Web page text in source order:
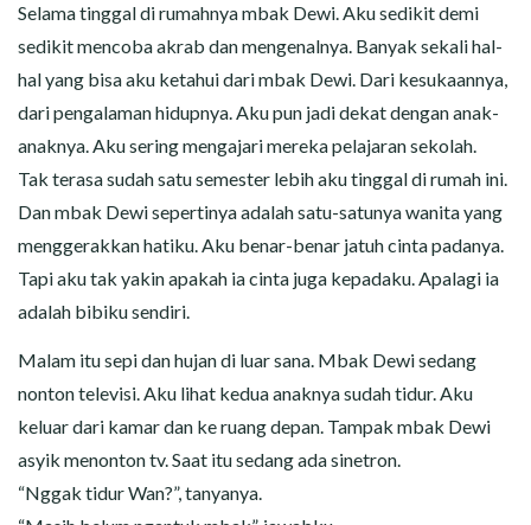
Selama tinggal di rumahnya mbak Dewi. Aku sedikit demi
sedikit mencoba akrab dan mengenalnya. Banyak sekali hal-
hal yang bisa aku ketahui dari mbak Dewi. Dari kesukaannya,
dari pengalaman hidupnya. Aku pun jadi dekat dengan anak-
anaknya. Aku sering mengajari mereka pelajaran sekolah.
Tak terasa sudah satu semester lebih aku tinggal di rumah ini.
Dan mbak Dewi sepertinya adalah satu-satunya wanita yang
menggerakkan hatiku. Aku benar-benar jatuh cinta padanya.
Tapi aku tak yakin apakah ia cinta juga kepadaku. Apalagi ia
adalah bibiku sendiri.
Malam itu sepi dan hujan di luar sana. Mbak Dewi sedang
nonton televisi. Aku lihat kedua anaknya sudah tidur. Aku
keluar dari kamar dan ke ruang depan. Tampak mbak Dewi
asyik menonton tv. Saat itu sedang ada sinetron.
“Nggak tidur Wan?”, tanyanya.